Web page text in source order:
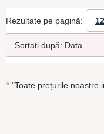
Rezultate pe pagină: 12
* "Toate prețurile noastre